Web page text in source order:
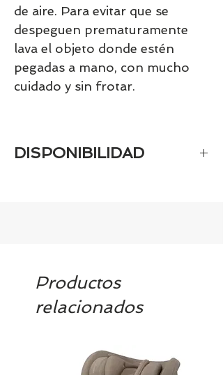
de aire. Para evitar que se
despeguen prematuramente
lava el objeto donde estén
pegadas a mano, con mucho
cuidado y sin frotar.
DISPONIBILIDAD
Productos
relacionados